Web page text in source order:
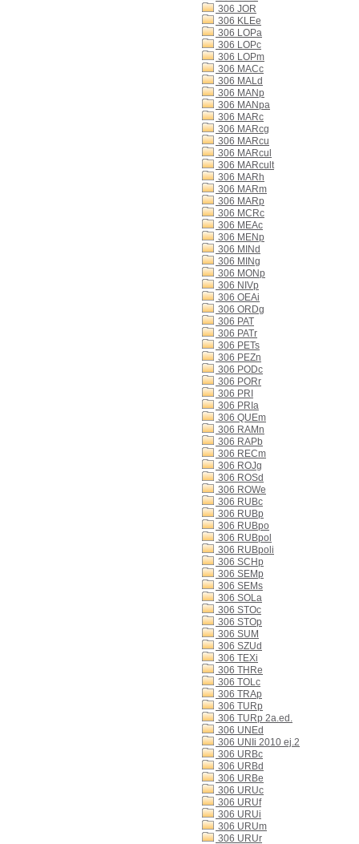
306 JOR
306 KLEe
306 LOPa
306 LOPc
306 LOPm
306 MACc
306 MALd
306 MANp
306 MANpa
306 MARc
306 MARcg
306 MARcu
306 MARcul
306 MARcult
306 MARh
306 MARm
306 MARp
306 MCRc
306 MEAc
306 MENp
306 MINd
306 MINg
306 MONp
306 NIVp
306 OEAi
306 ORDg
306 PAT
306 PATr
306 PETs
306 PEZn
306 PODc
306 PORr
306 PRI
306 PRIa
306 QUEm
306 RAMn
306 RAPb
306 RECm
306 ROJg
306 ROSd
306 ROWe
306 RUBc
306 RUBp
306 RUBpo
306 RUBpol
306 RUBpoli
306 SCHp
306 SEMp
306 SEMs
306 SOLa
306 STOc
306 STOp
306 SUM
306 SZUd
306 TEXi
306 THRe
306 TOLc
306 TRAp
306 TURp
306 TURp 2a.ed.
306 UNEd
306 UNIi 2010 ej.2
306 URBc
306 URBd
306 URBe
306 URUc
306 URUf
306 URUi
306 URUm
306 URUr